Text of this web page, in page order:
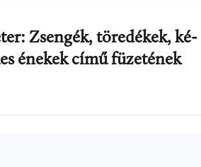
Zsen­gék, tö­re­dé­kek, ké­
éne­kek című fü­ze­té­nek